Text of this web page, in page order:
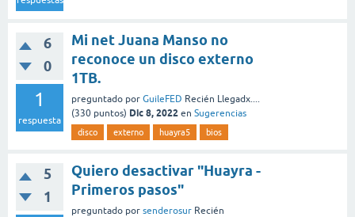
6
0
1
respuesta
Mi net Juana Manso no
reconoce un disco externo
1TB.
preguntado por GuileFED Recién Llegadx....
(330 puntos) Dic 8, 2022 en Sugerencias
disco externo huayra5 bios
5
1
Quiero desactivar "Huayra -
Primeros pasos"
preguntado por senderosur Recién